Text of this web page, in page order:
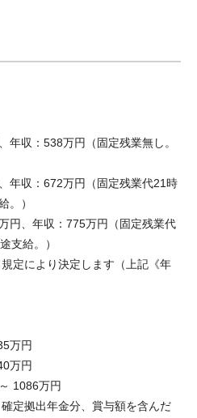
収：538万円（固定残業無し。
年収：672万円（固定残業代21時
。）
円、年収：775万円（固定残業代
支給。）
定により決定します（上記《年
万円
万円
1086万円
拠出年金分、賞与額を含んだ